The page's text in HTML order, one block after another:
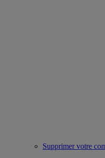
Supprimer votre